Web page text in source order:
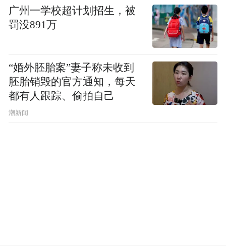
文化建设：通过各类活动，如行业峰会、人
才论坛等，提高社会对人才的尊重度，营造
合作共赢：鼓励企业、学校、研究机构等各
方力量共同参与，形成全社会的合力。
广州一学校超计划招生，被
罚没891万
“婚外胚胎案”妻子称未收到
胚胎销毁的官方通知，每天
都有人跟踪、偷拍自己
潮新闻